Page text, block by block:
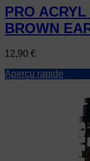
PRO
BROWN
Prix
12,90 €
Aperçu rapide